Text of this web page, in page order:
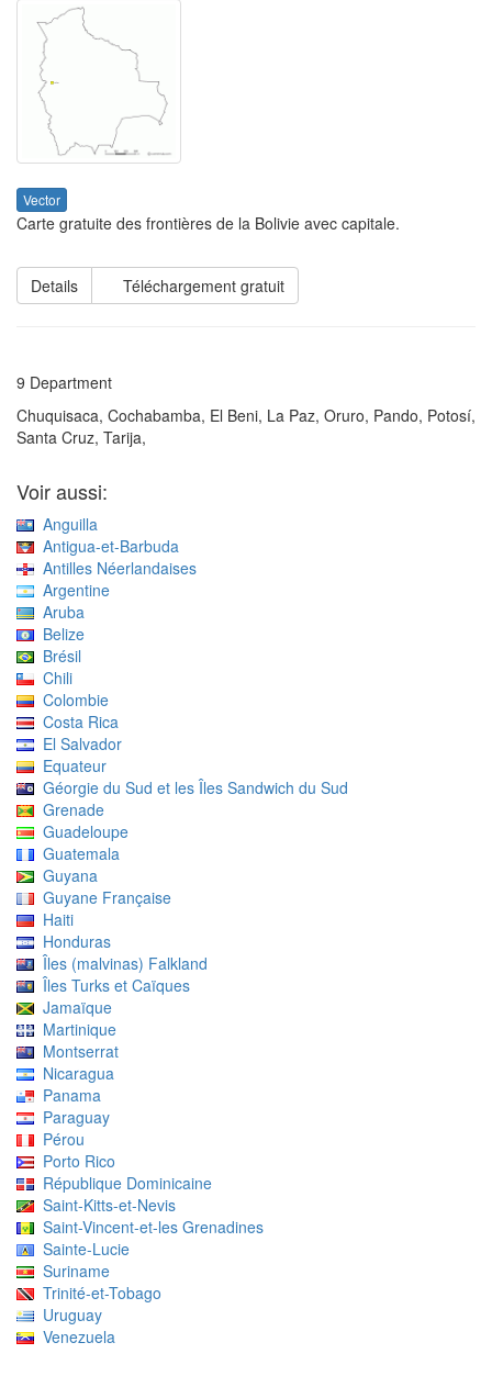
Vector
Carte gratuite des frontières de la Bolivie avec capitale.
Details Téléchargement gratuit
9 Department
Chuquisaca, Cochabamba, El Beni, La Paz, Oruro, Pando, Potosí,
Santa Cruz, Tarija,
Voir aussi:
Anguilla
Antigua-et-Barbuda
Antilles Néerlandaises
Argentine
Aruba
Belize
Brésil
Chili
Colombie
Costa Rica
El Salvador
Equateur
Géorgie du Sud et les Îles Sandwich du Sud
Grenade
Guadeloupe
Guatemala
Guyana
Guyane Française
Haiti
Honduras
Îles (malvinas) Falkland
Îles Turks et Caïques
Jamaïque
Martinique
Montserrat
Nicaragua
Panama
Paraguay
Pérou
Porto Rico
République Dominicaine
Saint-Kitts-et-Nevis
Saint-Vincent-et-les Grenadines
Sainte-Lucie
Suriname
Trinité-et-Tobago
Uruguay
Venezuela